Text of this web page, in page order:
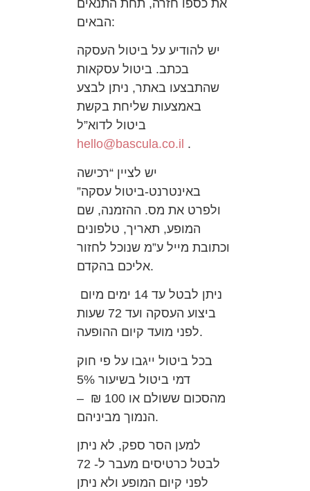
את כספו חזרה, תחת התנאים
הבאים:
יש להודיע על ביטול העסקה
בכתב. ביטול עסקאות
שהתבצעו באתר, ניתן לבצע
באמצעות שליחת בקשת
hello@bascula.co.il .
יש לציין “רכישה
באינטרנט-ביטול עסקה”
ולפרט את מס. ההזמנה, שם
המופע, תאריך, טלפונים
וכתובת מייל ע”מ שנוכל לחזור
אליכם בהקדם.
ביצוע העסקה ועד 72 שעות
לפני מועד קיום ההופעה.
בכל ביטול ייגבו על פי חוק
דמי ביטול בשיעור 5%
מהסכום ששולם או 100 ₪ –
הנמוך מביניהם.
למען הסר ספק, לא ניתן
לבטל כרטיסים מעבר ל- 72
לפני קיום המופע ולא ניתן